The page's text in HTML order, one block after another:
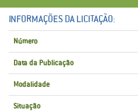
INFORMAÇÕES DA LICITAÇÃO:
Número
Data da Publicação
Modalidade
Situação